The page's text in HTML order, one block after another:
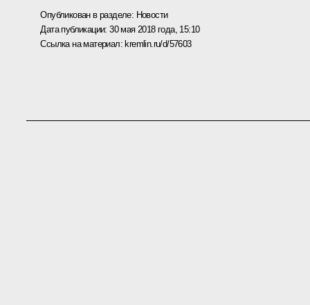
Опубликован в разделе: Новости
Дата публикации:30 мая 2018 года, 15:10
Ссылка на материал:kremlin.ru/d/57603